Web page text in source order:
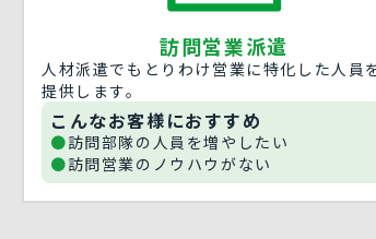
訪問営業派遣
人材派遣でもとりわけ営業に特化した人員
提供します。
こんなお客様におすすめ
訪問部隊の人員を増やしたい
訪問営業のノウハウがない